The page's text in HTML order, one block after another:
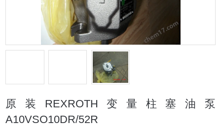
原装REXROTH变量柱塞油泵
A10VSO10DR/52R